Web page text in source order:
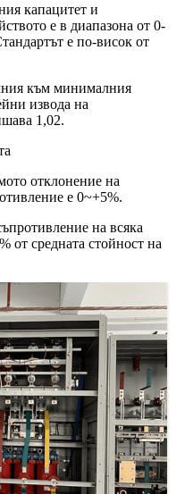
капацитет и
е в диапазона от 0-
е по-висок от
към минималния
извода на
1,02.
отклонение на
е 0~+5%.
на всяка
от средната стойност на